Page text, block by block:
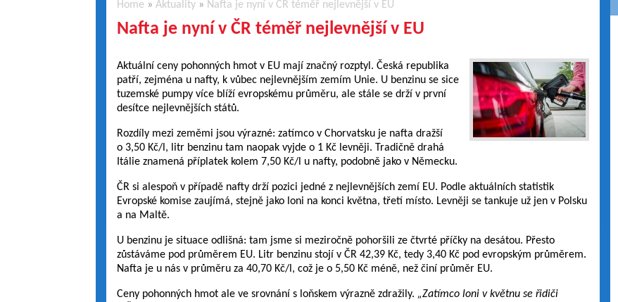
Home » Aktuality» Nafta je nyní v ČR téměř nejlevnější v EU
Nafta je nyní v ČR téměř nejlevnější v EU
Aktuální ceny pohonných hmot v EU mají značný rozptyl. Česká republika
patří, zejména u nafty, k vůbec nejlevnějším zemím Unie. U benzinu se sice
tuzemské pumpy více blíží evropskému průměru, ale stále se drží v první
desítce nejlevnějších států.
Rozdíly mezi zeměmi jsou výrazné: zatímco v Chorvatsku je nafta dražší
o 3,50 Kč/l, litr benzinu tam naopak vyjde o 1 Kč levněji. Tradičně drahá
Itálie znamená příplatek kolem 7,50 Kč/l u nafty, podobně jako v Německu.
ČR si alespoň v případě nafty drží pozici jedné z nejlevnějších zemí EU. Podle aktuálních statistik
Evropské komise zaujímá, stejně jako loni na konci května, třetí místo. Levněji se tankuje už jen v Polsku
a na Maltě.
U benzinu je situace odlišná: tam jsme si meziročně pohoršili ze čtvrté příčky na desátou. Přesto
zůstáváme pod průměrem EU. Litr benzinu stojí v ČR 42,39 Kč, tedy 3,40 Kč pod evropským průměrem.
Nafta je u nás v průměru za 40,70 Kč/l, což je o 5,50 Kč méně, než činí průměr EU.
Ceny pohonných hmot ale ve srovnání s loňskem výrazně zdražily. „Zatímco loni v květnu se řidiči